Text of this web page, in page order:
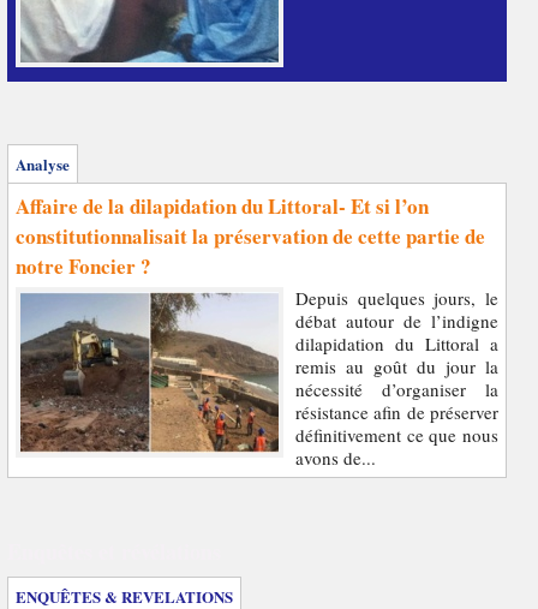
Analyse
Affaire de la dilapidation du Littoral- Et si l’on
constitutionnalisait la préservation de cette partie de
notre Foncier ?
Depuis quelques jours, le
débat autour de l’indigne
dilapidation du Littoral a
remis au goût du jour la
nécessité d’organiser la
résistance afin de préserver
définitivement ce que nous
avons de...
ENQUÊTES & REVELATIONS